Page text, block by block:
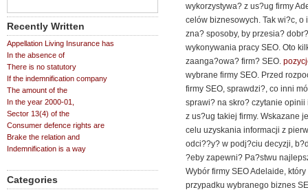
Recently Written
Appellation Living Insurance has
In the absence of
There is no statutory
If the indemnification company
The amount of the
In the year 2000-01,
Sector 13(4) of the
Consumer defence rights are
Brake the relation and
Indemnification is a way
Categories
wykorzystywa? z us?ug firmy
celów biznesowych. Tak wi?c, o
zna? sposoby, by przesia?
wykonywania pracy SEO. Oto
zaanga?owa? firm? SEO.
wybrane firmy SEO. Przed
firmy SEO, sprawdzi?, co inni
sprawi? na skro? czytanie
z us?ug takiej firmy. Wskazane
celu uzyskania informacji z
odci??y? w podj?ciu decyzji,
?eby zapewni? Pa?stwu
Wybór firmy SEO Adelaide,
przypadku wybranego biznes